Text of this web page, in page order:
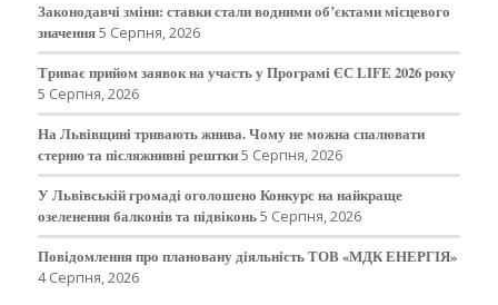
Законодавчі зміни: ставки стали водними об’єктами місцевого
значення5 Серпня, 2026
Триває прийом заявок на участь у Програмі ЄС LIFE 2026 року
5 Серпня, 2026
На Львівщині тривають жнива. Чому не можна спалювати
стерню та післяжнивні рештки5 Серпня, 2026
У Львівській громаді оголошено Конкурс на найкраще
озеленення балконів та підвіконь5 Серпня, 2026
Повідомлення про плановану діяльність ТОВ «МДК ЕНЕРГІЯ»
4 Серпня, 2026